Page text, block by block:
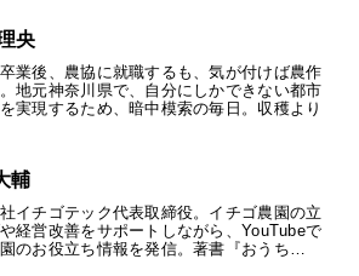
央
業後、農協に就職するも、気が付けば農作
地元神奈川県で、自分にしかできない都市
実現するため、暗中模索の毎日。収穫より
輔
イチゴテック代表取締役。イチゴ農園の立
経営改善をサポートしながら、YouTubeで
のお役立ち情報を発信。著書『おうち…